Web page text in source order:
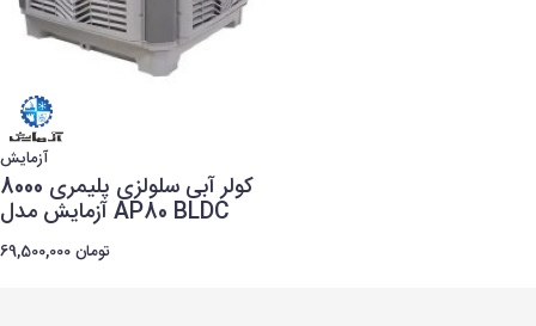
آزمایش
کولر آبی سلولزی پلیمری 8000
آزمایش مدل AP80 BLDC
69,500,000 تومان